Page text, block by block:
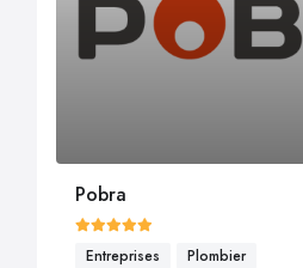
Pobra
Entreprises Plombier